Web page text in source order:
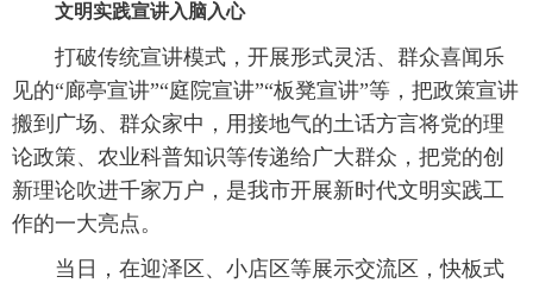
文明实践宣讲入脑入心
打破传统宣讲模式，开展形式灵活、群众喜闻乐
见的“廊亭宣讲”“庭院宣讲”“板凳宣讲”等，把政策宣讲
搬到广场、群众家中，用接地气的土话方言将党的理
论政策、农业科普知识等传递给广大群众，把党的创
新理论吹进千家万户，是我市开展新时代文明实践工
作的一大亮点。
当日，在迎泽区、小店区等展示交流区，快板式